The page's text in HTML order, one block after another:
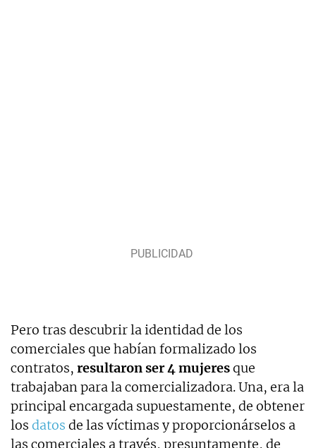
Pero tras descubrir la identidad de los
comerciales que habían formalizado los
contratos, resultaron ser 4 mujeresque
trabajaban para la comercializadora. Una, era la
principal encargada supuestamente, de obtener
los datos de las víctimas y proporcionárselos a
las comerciales a través, presuntamente, de